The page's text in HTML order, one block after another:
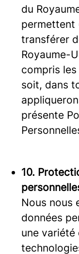
du
permettent
transférer
Royaume-
compris
soit, dans
présente
10.
Nous nous
données
une variété